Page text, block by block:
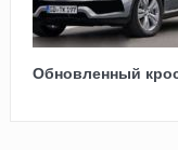
Обновленный